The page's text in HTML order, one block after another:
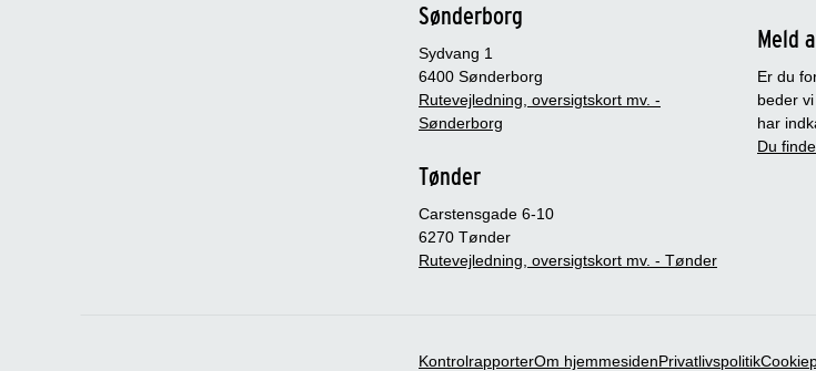
Sønderborg
Sydvang 1
6400 Sønderborg
Rutevejledning, oversigtskort mv. -
Sønderborg
Tønder
Carstensgade 6-10
6270 Tønder
Rutevejledning, oversigtskort mv. - Tønder
Meld
Er du
beder
har
Du
KontrolrapporterOm hjemmesidenPrivatlivspolitik